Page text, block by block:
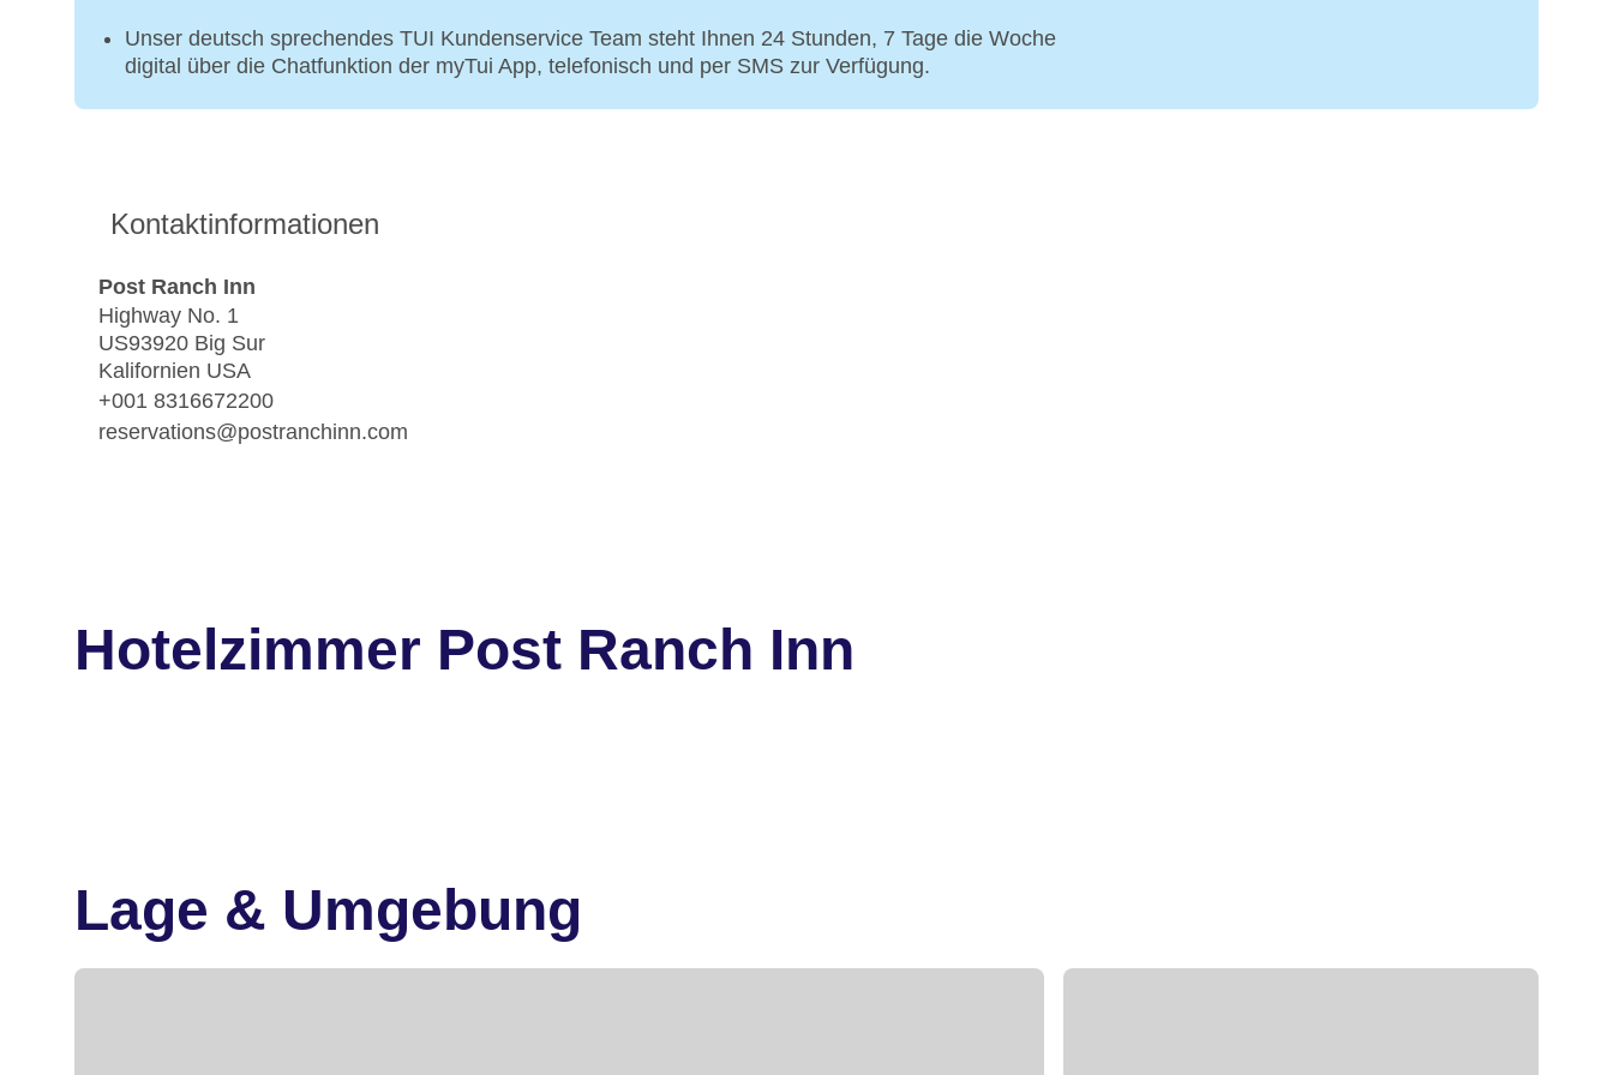
Unser deutsch sprechendes TUI Kundenservice Team steht Ihnen 24 Stunden, 7 Tage die Woche
digital über die Chatfunktion der myTui App, telefonisch und per SMS zur Verfügung.
Kontaktinformationen
Post Ranch Inn
Highway No. 1
US93920 Big Sur
Kalifornien USA
+001 8316672200
reservations@postranchinn.com
Hotelzimmer Post Ranch Inn
Lage & Umgebung